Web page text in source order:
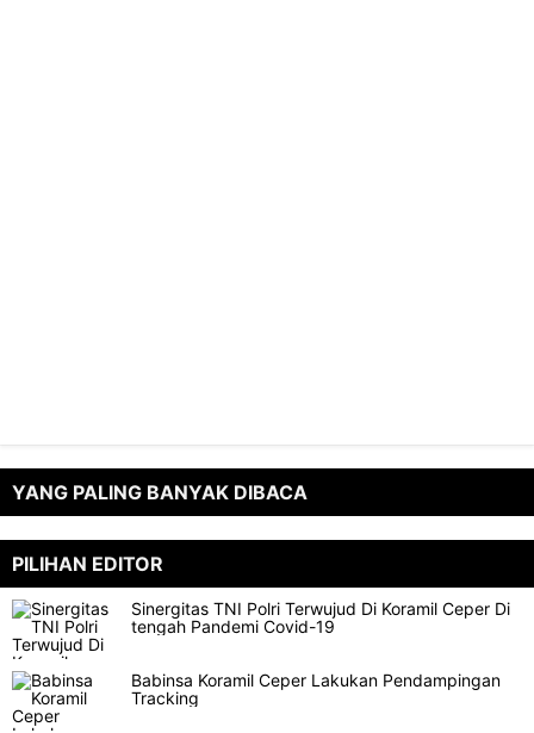
YANG PALING BANYAK DIBACA
PILIHAN EDITOR
Sinergitas TNI Polri Terwujud Di Koramil Ceper Di
tengah Pandemi Covid-19
Babinsa Koramil Ceper Lakukan Pendampingan
Tracking